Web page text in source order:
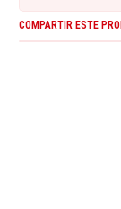
COMPARTIR ESTE